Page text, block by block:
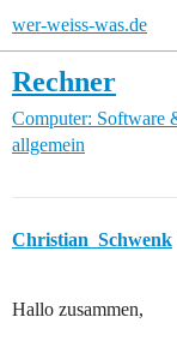
wer-weiss-was.de
Rechner
Computer: Software
allgemein
Christian_Schwenk
Hallo zusammen,